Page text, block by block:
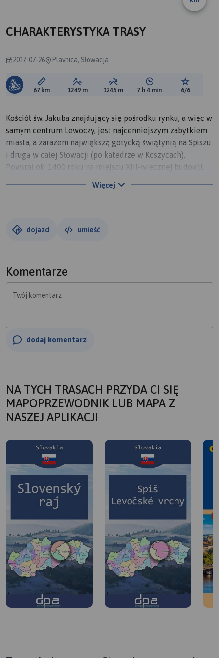
CHARAKTERYSTYKA TRASY
2017-07-26 Plavnica, Słowacja
Długość trasy:
67 km Suma przewyższeń:
1249 m Suma spadków:
1245 m Średni czas potrzebny
7 h 4 min Ocena
6/6
Kościół św. Jakuba znajdujący się pośrodku rynku, a więc w
samym centrum Lewoczy, jest najcenniejszym zabytkiem
miasta, a zarazem największą gotycką świątynią na Spiszu
i drugą w całej Słowacji (po katedrze w Koszycach).
Powstał ok. 1400 roku na miejscu XIII-wiecznej budowli.
ołtarzy, z których najbardziej unikatowy i wartościowy jest
powstało w pracowni Mistrza Pawła i prawdopodobnie on
miastem? Otóż Marianská hora zasłynęła w Europie z
pielgrzymów. Co najmniej od 1311 roku istniała tu
dzisiejsza cudowna figurka Maryi. Do bazyliki prowadzi
pątnicza droga, przy której znajdują się kapliczki pasyjne.
Więcej
dojazd umieść
Komentarze
Twój komentarz
dodaj komentarz
NA TYCH TRASACH PRZYDA CI SIĘ
MAPOPRZEWODNIK LUB MAPA Z
NASZEJ APLIKACJI